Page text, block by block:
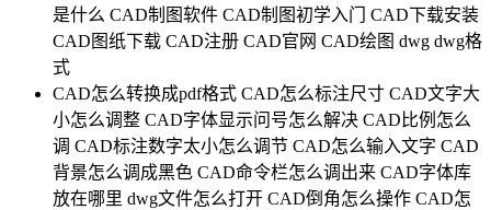
是什么 CAD制图软件 CAD制图初学入门
CAD下载安装
CAD图纸下载 CAD注册 CAD官网 CAD绘图 dwg dwg格
式
CAD怎么转换成pdf格式 CAD怎么标注尺寸 CAD文字大
小怎么调整 CAD字体显示问号怎么解决 CAD比例怎么
调 CAD标注数字太小怎么调节 CAD怎么输入文字 CAD
背景怎么调成黑色 CAD命令栏怎么调出来 CAD字体库
放在哪里 dwg文件怎么打开 CAD倒角怎么操作 CAD怎